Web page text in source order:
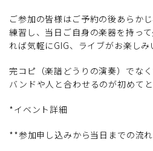
ご参加の皆様はご予約の後あらか
練習し、当日ご自身の楽器を持っ
れば気軽にGIG、ライブがお楽しみ
完コピ（楽譜どうりの演奏）でな
バンドや人と合わせるのが初めて
*イベント詳細
**参加申し込みから当日までの流れ